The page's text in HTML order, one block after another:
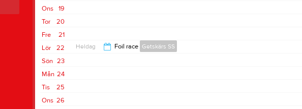
19
Ons
20
Tor
21
Fre
22
Lör Heldag Foil race Getskärs SS
23
Sön
24
Mån
25
Tis
26
Ons